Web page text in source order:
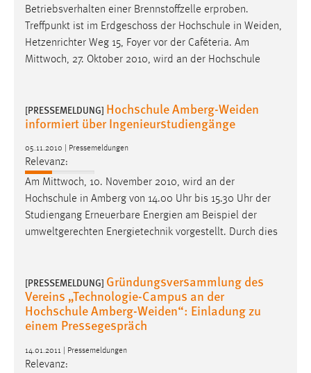
Betriebsverhalten einer Brennstoffzelle erproben.
Treffpunkt ist im Erdgeschoss der Hochschule in Weiden,
Hetzenrichter Weg 15, Foyer vor der Caféteria. Am
Mittwoch, 27. Oktober 2010, wird an der Hochschule
[PRESSEMELDUNG] Hochschule Amberg-Weiden
informiert über Ingenieurstudiengänge
05.11.2010 | Pressemeldungen
Relevanz:
Am Mittwoch, 10. November 2010, wird an der
Hochschule in Amberg von 14.00 Uhr bis 15.30 Uhr der
Studiengang Erneuerbare Energien am Beispiel der
umweltgerechten Energietechnik vorgestellt. Durch dies
[PRESSEMELDUNG] Gründungsversammlung des
Vereins „Technologie-Campus an der
Hochschule Amberg-Weiden“: Einladung zu
einem Pressegespräch
14.01.2011 | Pressemeldungen
Relevanz: